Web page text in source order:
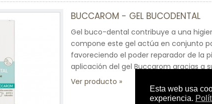
BUCCAROM - GEL BUCODENTAL
Gel buco-dental contribuye a una
compone este gel actúa en conjunto
favoreciendo el poder reparador de la
aplicación del gel Buccarom gracias a
Ver producto